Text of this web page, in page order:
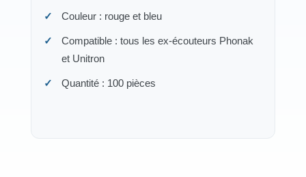
Couleur : rouge et bleu
Compatible : tous les ex-écouteurs Phonak
et Unitron
Quantité : 100 pièces